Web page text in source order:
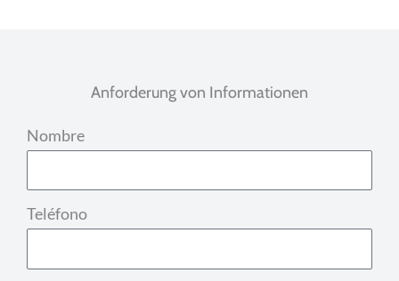
Anforderung von Informationen
Nombre
Teléfono